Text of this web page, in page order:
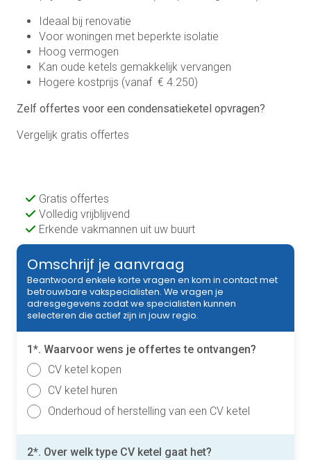
Ideaal bij renovatie
Voor woningen met beperkte isolatie
Hoog vermogen
Kan oude ketels gemakkelijk vervangen
Hogere kostprijs (vanaf € 4.250)
Zelf offertes voor een condensatieketel opvragen?
Vergelijk gratis offertes
Gratis offertes
Volledig vrijblijvend
Erkende vakmannen uit uw buurt
Omschrijf je aanvraag
Beantwoord enkele korte vragen en kom in contact met
betrouwbare vakspecialisten. We vragen je
adresgegevens zodat we specialisten kunnen
selecteren die actief zijn in jouw regio.
1*. Waarvoor wens je offertes te ontvangen?
CV ketel kopen
CV ketel huren
Onderhoud of herstelling van een CV ketel
2*. Over welk type CV ketel gaat het?